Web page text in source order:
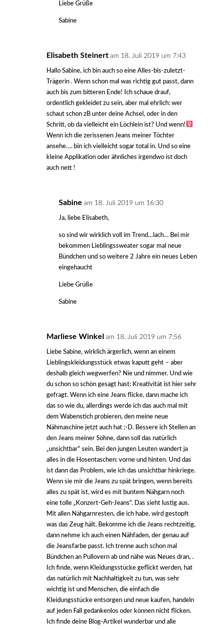
Liebe Grüße
Sabine
Elisabeth Steinert am 18. Juli 2019 um 7:43
Hallo Sabine, ich bin auch so eine Alles-bis-zuletzt-
Trägerin . Wenn schon mal was richtig gut passt, dann
auch bis zum bitteren Ende! Ich schaue drauf,
ordentlich gekleidet zu sein, aber mal ehrlich: wer
schaut schon zB unter deine Achsel, oder in den
Schritt, ob da vielleicht ein Löchlein ist? Und wenn!‍
Wenn ich die zerissenen Jeans meiner Töchter
ansehe…. bin ich vielleicht sogar total in. Und so eine
kleine Applikation oder ähnliches irgendwo ist doch
auch nett !
Sabine am 18. Juli 2019 um 16:30
Ja, liebe Elisabeth,
so sind wir wirklich voll im Trend…lach… Bei mir
bekommen Lieblingssweater sogar mal neue
Bündchen und so weitere 2 Jahre ein neues Leben
eingehaucht
Liebe Grüße
Sabine
Marliese Winkel am 18. Juli 2019 um 7:56
Liebe Sabine, wirklich ärgerlich, wenn an einem
Lieblingskleidungsstück etwas kaputt geht – aber
deshalb gleich wegwerfen? Nie und nimmer. Und wie
du schon so schön gesagt hast: Kreativität ist hier sehr
gefragt. Wenn ich eine Jeans flicke, dann mache ich
das so wie du, allerdings werde ich das auch mal mit
dem Wabenstich probieren, den meine neue
Nähmaschine jetzt auch hat ;-D. Bessere ich Stellen an
den Jeans meiner Söhne, dann soll das natürlich
„unsichtbar“ sein. Bei den jungen Leuten wandert ja
alles in die Hosentaschen: vorne und hinten. Und das
ist dann das Problem, wie ich das unsichtbar hinkriege.
Wenn sie mir die Jeans zu spät bringen, wenn bereits
alles zu spät ist, wird es mit buntem Nähgarn noch
eine tolle „Konzert-Geh-Jeans“. Das sieht lustig aus.
Mit allen Nähgarnresten, die ich habe, wird gestopft
was das Zeug hält. Bekomme ich die Jeans rechtzeitig,
dann nehme ich auch einen Nähfaden, der genau auf
die Jeansfarbe passt. Ich trenne auch schon mal
Bündchen an Pullovern ab und nähe was Neues dran, .
Ich finde, wenn Kleidungsstücke geflickt werden, hat
das natürlich mit Nachhaltigkeit zu tun, was sehr
wichtig ist und Menschen, die einfach die
Kleidungsstücke entsorgen und neue kaufen, handeln
auf jeden Fall gedankenlos oder können nicht flicken.
Ich finde deine Blog-Artikel wunderbar und alle